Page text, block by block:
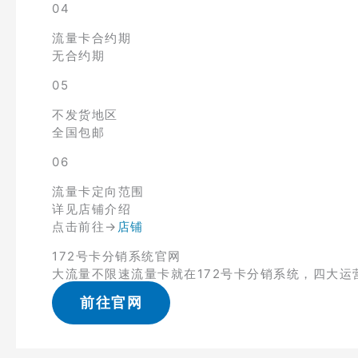
04
流量卡合约期
无合约期
05
不发货地区
全国包邮
06
流量卡定向范围
详见店铺介绍
点击前往→ 店铺
172号卡分销系统官网
大流量不限速流量卡就在172号卡分销系统，四大运
前往官网